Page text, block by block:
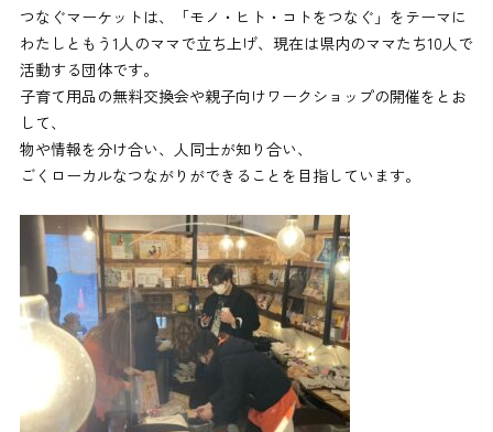
つなぐマーケットは、「モノ・ヒト・コトをつなぐ」をテーマに
わたしともう1人のママで立ち上げ、現在は県内のママたち10人で
活動する団体です。
子育て用品の無料交換会や親子向けワークショップの開催をとお
して、
物や情報を分け合い、人同士が知り合い、
ごくローカルなつながりができることを目指しています。